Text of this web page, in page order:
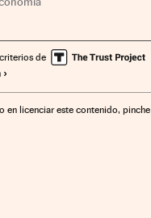
de
en licenciar este contenido, pinche